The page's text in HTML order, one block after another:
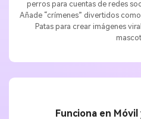
perros para cuentas de redes
Añade “crímenes” divertidos
Patas para crear imágenes
Funciona en